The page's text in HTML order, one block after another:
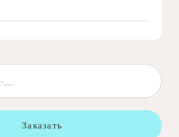
Заказать